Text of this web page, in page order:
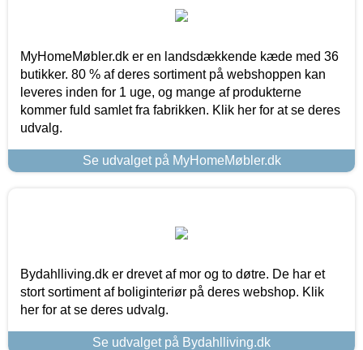
MyHomeMøbler.dk er en landsdækkende kæde med 36
butikker. 80 % af deres sortiment på webshoppen kan
leveres inden for 1 uge, og mange af produkterne
kommer fuld samlet fra fabrikken. Klik her for at se deres
udvalg.
Se udvalget på MyHomeMøbler.dk
Bydahlliving.dk er drevet af mor og to døtre. De har et
stort sortiment af boliginteriør på deres webshop. Klik
her for at se deres udvalg.
Se udvalget på Bydahlliving.dk